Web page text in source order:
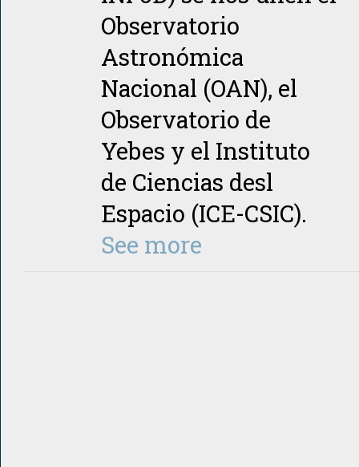
Observatorio
Astronómica
Nacional (OAN), el
Observatorio de
Yebes y el Instituto
de Ciencias desl
Espacio (ICE-CSIC).
See more